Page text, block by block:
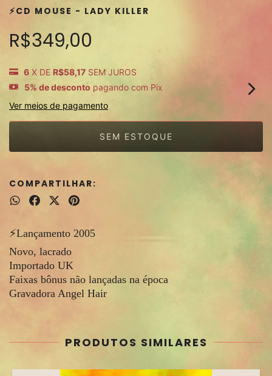
⚡️CD MOUSE - LADY KILLER
R$349,00
6 X DE R$58,17 SEM JUROS
5% de desconto pagando com Pix
Ver meios de pagamento
COMPARTILHAR:
⚡️Lançamento 2005
Novo, lacrado
Importado UK
Faixas bônus não lançadas na época
Gravadora Angel Hair
PRODUTOS SIMILARES